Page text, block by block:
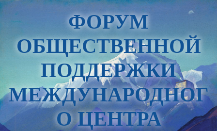
ФОРУМ
ОБЩЕСТВЕННОЙ
ПОДДЕРЖКИ
МЕЖДУНАРОДНОГ
О ЦЕНТРА